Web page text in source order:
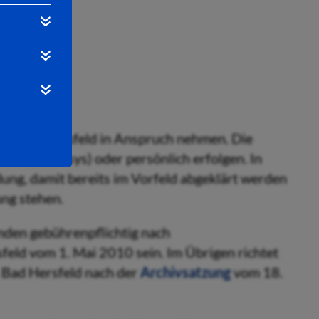
Bad Hersfeld in Anspruch nehmen. Die
Arcinsys) oder persönlich erfolgen. In
damit bereits im Vorfeld abgeklärt werden
stehen.
gebührenpflichtig nach
vom 1. Mai 2010 sein. Im Übrigen richtet
Hersfeld nach derArchivsatzungvom 18.